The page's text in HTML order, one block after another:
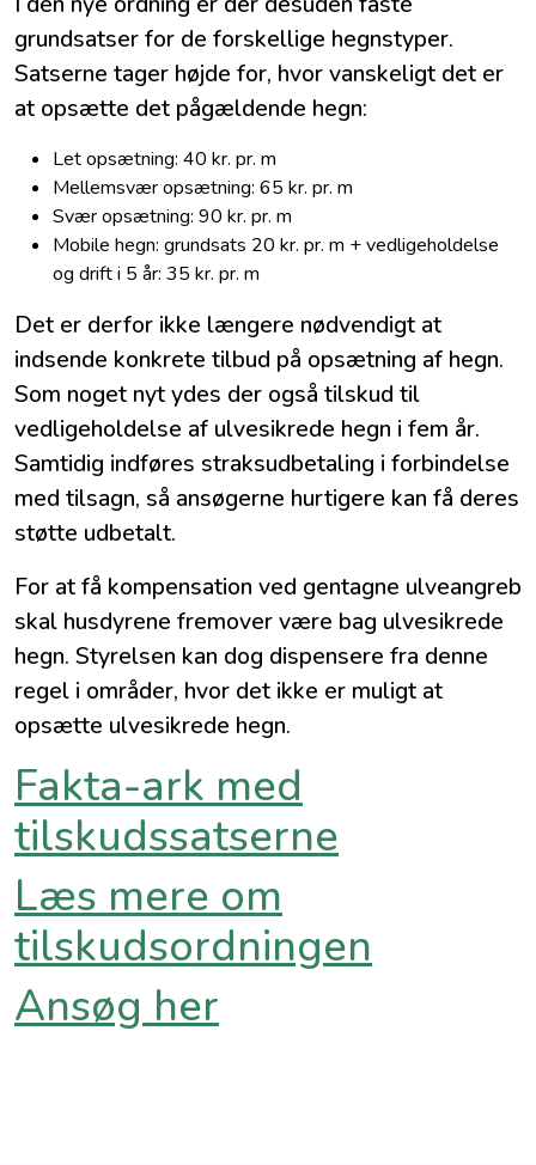
grundsatser for de forskellige hegnstyper.
Satserne tager højde for, hvor vanskeligt det er
at opsætte det pågældende hegn:
Let opsætning: 40 kr. pr. m
Mellemsvær opsætning: 65 kr. pr. m
Svær opsætning: 90 kr. pr. m
Mobile hegn: grundsats 20 kr. pr. m + vedligeholdelse
og drift i 5 år: 35 kr. pr. m
Det er derfor ikke længere nødvendigt at
indsende konkrete tilbud på opsætning af hegn.
Som noget nyt ydes der også tilskud til
vedligeholdelse af ulvesikrede hegn i fem år.
Samtidig indføres straksudbetaling i forbindelse
med tilsagn, så ansøgerne hurtigere kan få deres
støtte udbetalt.
For at få kompensation ved gentagne ulveangreb
skal husdyrene fremover være bag ulvesikrede
hegn. Styrelsen kan dog dispensere fra denne
regel i områder, hvor det ikke er muligt at
opsætte ulvesikrede hegn.
Fakta-ark med
tilskudssatserne
Læs mere om
tilskudsordningen
Ansøg her